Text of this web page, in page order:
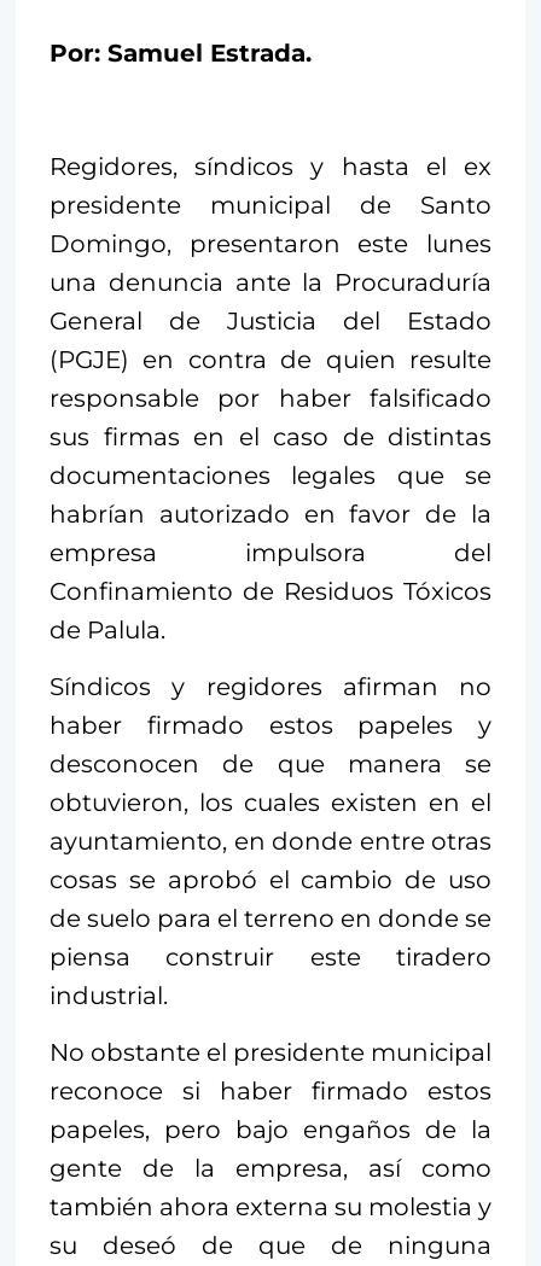
Por: Samuel Estrada.
Regidores, síndicos y hasta el ex
presidente municipal de Santo
Domingo, presentaron este lunes
una denuncia ante la Procuraduría
General de Justicia del Estado
(PGJE) en contra de quien resulte
responsable por haber falsificado
sus firmas en el caso de distintas
documentaciones legales que se
habrían autorizado en favor de la
empresa impulsora del
Confinamiento de Residuos Tóxicos
de Palula.
Síndicos y regidores afirman no
haber firmado estos papeles y
desconocen de que manera se
obtuvieron, los cuales existen en el
ayuntamiento, en donde entre otras
cosas se aprobó el cambio de uso
de suelo para el terreno en donde se
piensa construir este tiradero
industrial.
No obstante el presidente municipal
reconoce si haber firmado estos
papeles, pero bajo engaños de la
gente de la empresa, así como
también ahora externa su molestia y
su deseó de que de ninguna